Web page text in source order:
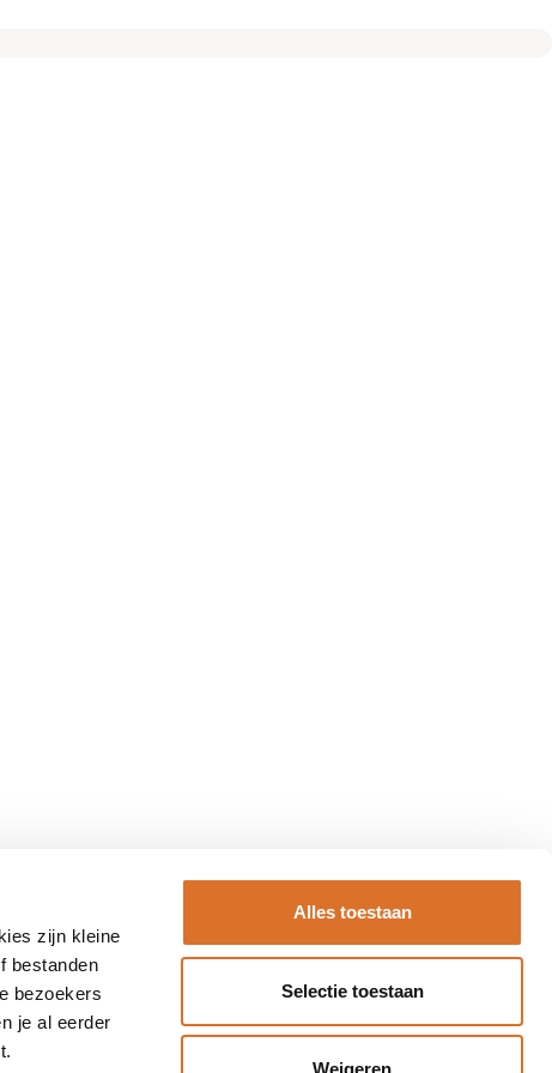
zijn kleine
bestanden
bezoekers
je al eerder
Alles toestaan
Selectie toestaan
Weigeren